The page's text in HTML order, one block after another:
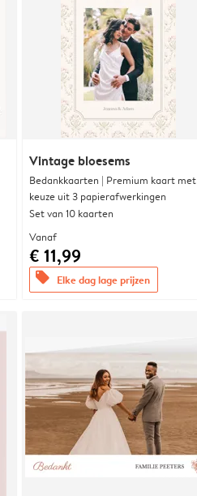
Vintage bloesems
Bedankkaarten | Premium kaart met
keuze uit 3 papierafwerkingen
Set van 10 kaarten
Vanaf
€ 11,99
offers Elke dag lage prijzen